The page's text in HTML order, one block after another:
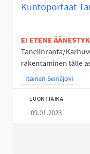
Kuntoportaat
EI ETENE
Tanelinranta/
rakentaminen tälle
Rajaa tulokset
Itäinen Seinäjoki
LUONTIAIKA
09.01.2023